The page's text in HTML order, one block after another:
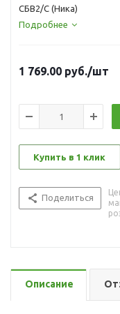
СБВ2/С (Ника)
Подробнее
1 769.00 руб./шт
Купить в 1 клик
Поделиться
Описание